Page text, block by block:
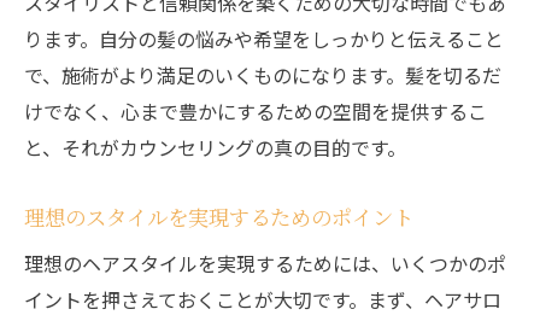
ります。自分の髪の悩みや希望をしっかりと伝えること
で、施術がより満足のいくものになります。髪を切るだ
けでなく、心まで豊かにするための空間を提供するこ
と、それがカウンセリングの真の目的です。
理想のスタイルを実現するためのポイント
理想のヘアスタイルを実現するためには、いくつかのポ
イントを押さえておくことが大切です。まず、ヘアサロ